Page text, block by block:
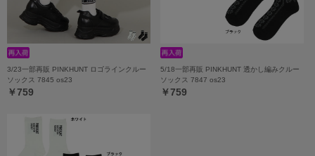
3/23一部再販 PINKHUNT ロゴラインクルー
ソックス 7845 os23
￥759
5/18一部再販 PINKHUNT 透かし編みクルー
ソックス 7847 os23
￥759